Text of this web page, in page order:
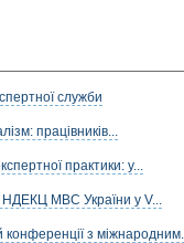
служби
працівників...
практики: у...
НДЕКЦ МВС України у V...
конференції з